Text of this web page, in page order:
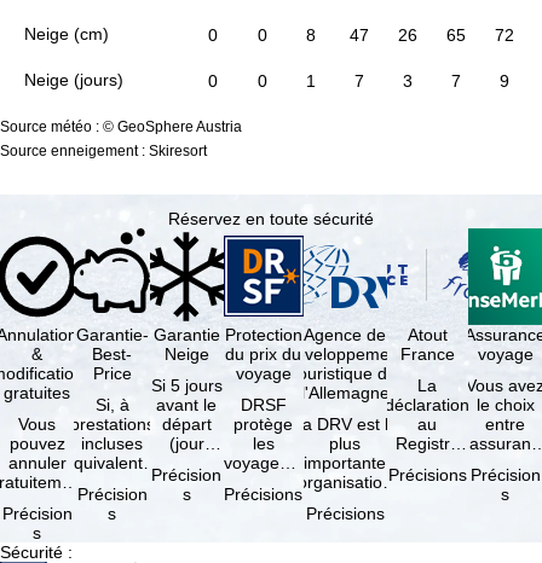
Neige (cm)
Neige (jours)
0 0 8 47 26 65 72
0 0 1 7 3 7 9
Source météo : © GeoSphere Austria
Source enneigement : Skiresort
Réservez en toute sécurité
&
gratuites
Vous
pouvez
annuler
suivant
la
Précision
s
Garantie-
Best-
Price
Si, à
prestations
incluses
équivalentes
réserve de
disponibilités,
Précision
s
Garantie
Neige
Si 5 jours
avant le
départ
(jour
d'arrivée),
tous les
domaines
Précision
s
Protection
du prix du
voyage
DRSF
protège
les
voyageurs
réservent
Précisions
Agence de
développement
touristique de
l'Allemagne
La DRV est la
plus
importante
organisation
professionnels
Précisions
Atout
France
La
déclaration
au
Registre
Opérateurs
Précisions
voyage
Vous
le choix
entre
et
Précision
s
Sécurité :